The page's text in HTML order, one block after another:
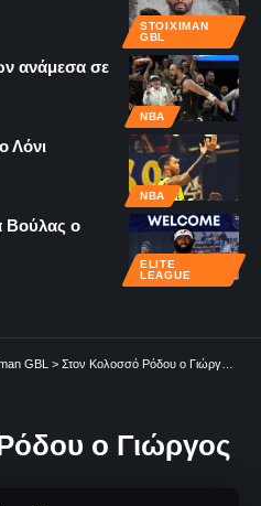
STOIXIMAN
GBL
NBA
ανάμεσα σε
NBA
Λόνι
ELITE
LEAGUE
Βούλας ο
GBL > Στον Κολοσσό Ρόδου ο Γιώργος Καμπερίδης
ο Γιώργος